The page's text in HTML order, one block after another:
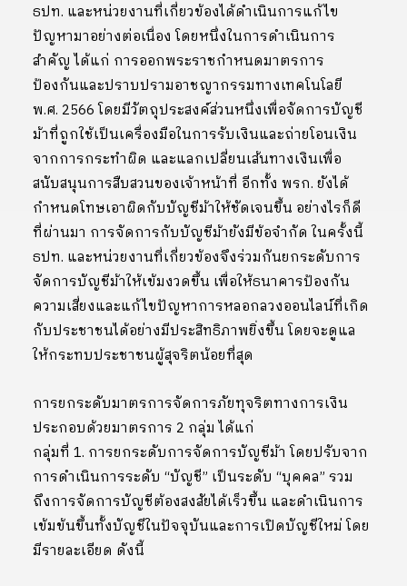
ธปท. และหน่วยงานที่เกี่ยวข้องได้ดำเนินการแก้ไข
ปัญหามาอย่างต่อเนื่อง โดยหนึ่งในการดำเนินการ
สำคัญ ได้แก่ การออกพระราชกำหนดมาตรการ
ป้องกันและปราบปรามอาชญากรรมทางเทคโนโลยี
พ.ศ. 2566 โดยมีวัตถุประสงค์ส่วนหนึ่งเพื่อจัดการบัญชี
ม้าที่ถูกใช้เป็นเครื่องมือในการรับเงินและถ่ายโอนเงิน
จากการกระทำผิด และแลกเปลี่ยนเส้นทางเงินเพื่อ
สนับสนุนการสืบสวนของเจ้าหน้าที่ อีกทั้ง พรก. ยังได้
กำหนดโทษเอาผิดกับบัญชีม้าให้ชัดเจนขึ้น อย่างไรก็ดี
ที่ผ่านมา การจัดการกับบัญชีม้ายังมีข้อจำกัด ในครั้งนี้
ธปท. และหน่วยงานที่เกี่ยวข้องจึงร่วมกันยกระดับการ
จัดการบัญชีม้าให้เข้มงวดขึ้น เพื่อให้ธนาคารป้องกัน
ความเสี่ยงและแก้ไขปัญหาการหลอกลวงออนไลน์ที่เกิด
กับประชาชนได้อย่างมีประสิทธิภาพยิ่งขึ้น โดยจะดูแล
ให้กระทบประชาชนผู้สุจริตน้อยที่สุด
การยกระดับมาตรการจัดการภัยทุจริตทางการเงิน
ประกอบด้วยมาตรการ 2 กลุ่ม ได้แก่
กลุ่มที่ 1. การยกระดับการจัดการบัญชีม้า โดยปรับจาก
การดำเนินการระดับ “บัญชี” เป็นระดับ “บุคคล” รวม
ถึงการจัดการบัญชีต้องสงสัยได้เร็วขึ้น และดำเนินการ
เข้มข้นขึ้นทั้งบัญชีในปัจจุบันและการเปิดบัญชีใหม่ โดย
มีรายละเอียด ดังนี้